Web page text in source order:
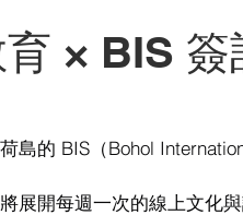
× BIS
島的 BIS（Bohol
展開每週一次的線上文化